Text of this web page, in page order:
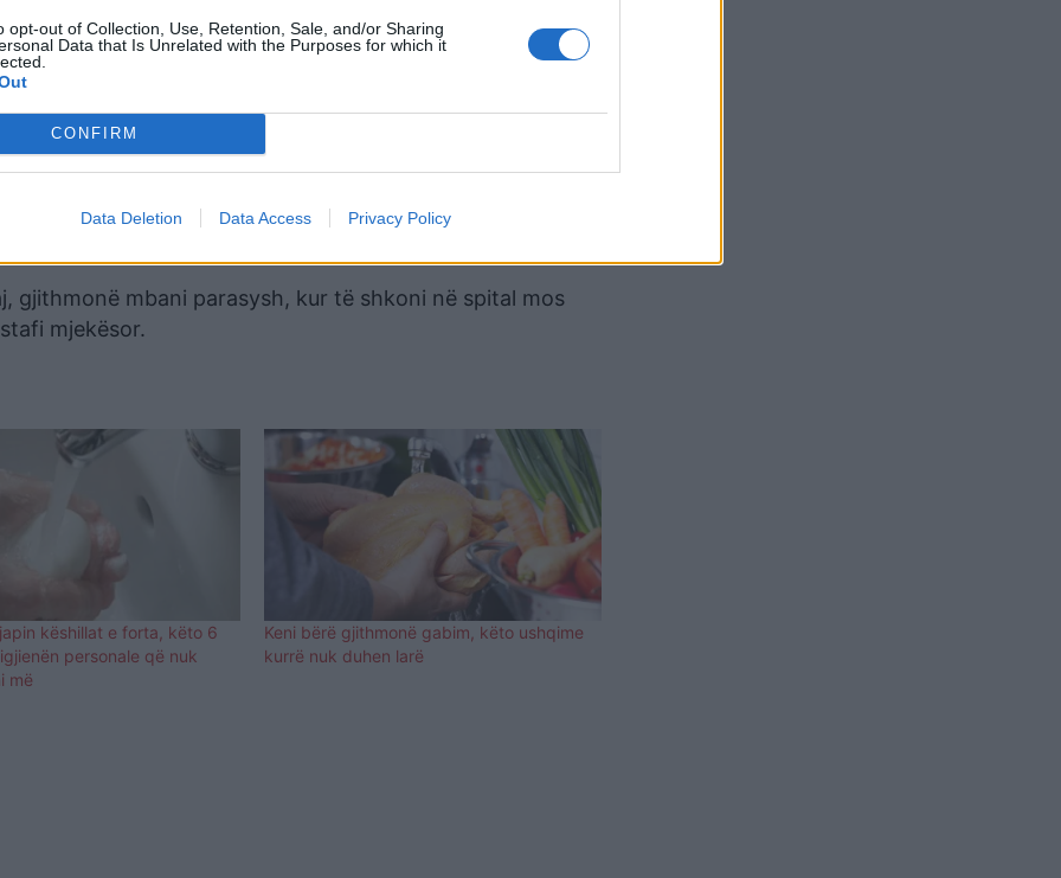
opt-out of Collection, Use, Retention, Sale, and/or Sharing
Data that Is Unrelated with the Purposes for which it
CONFIRM
Data Deletion Data Access Privacy Policy
dhe shkaktojnë sëmundje, nëse i prekni. Merrni një
dyert për të lëvizur nga njëra dhomë në tjetrën.
lani duart, sepse pavarësisht sa pastrohen dorezat, ata
gjithmonë mbani parasysh, kur të shkoni në spital mos
mjekësor.
këshillat e forta, këto 6
personale që nuk
më
Keni bërë gjithmonë gabim, këto ushqime
kurrë nuk duhen larë